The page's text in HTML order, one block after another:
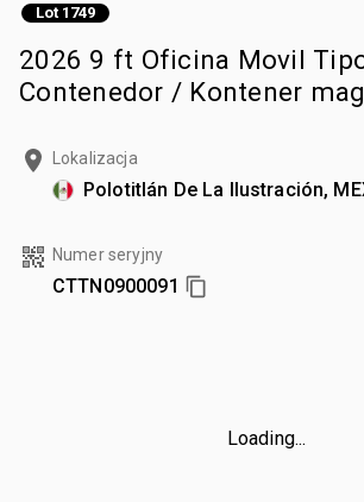
Lot 1749
2026 9 ft Oficina Movil
Contenedor / Kontener
Lokalizacja
Polotitlán De La Ilustración,
Numer seryjny
CTTN0900091
Loading...